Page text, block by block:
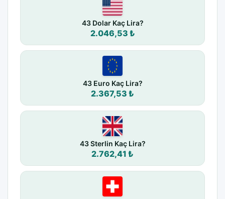
43 Dolar Kaç Lira?
2.046,53 ₺
43 Euro Kaç Lira?
2.367,53 ₺
43 Sterlin Kaç Lira?
2.762,41 ₺